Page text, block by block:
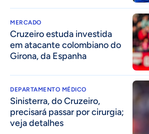
MERCADO
Cruzeiro estuda investida
em atacante colombiano do
Girona, da Espanha
DEPARTAMENTO MÉDICO
Sinisterra, do Cruzeiro,
precisará passar por cirurgia;
veja detalhes